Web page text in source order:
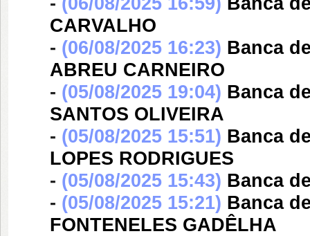
CARVALHO
- (06/08/2025 16:23) Banca
ABREU CARNEIRO
- (05/08/2025 19:04) Banca
SANTOS OLIVEIRA
- (05/08/2025 15:51) Banca
LOPES RODRIGUES
- (05/08/2025 15:43) Banca
- (05/08/2025 15:21) Banca
FONTENELES GADÊLHA